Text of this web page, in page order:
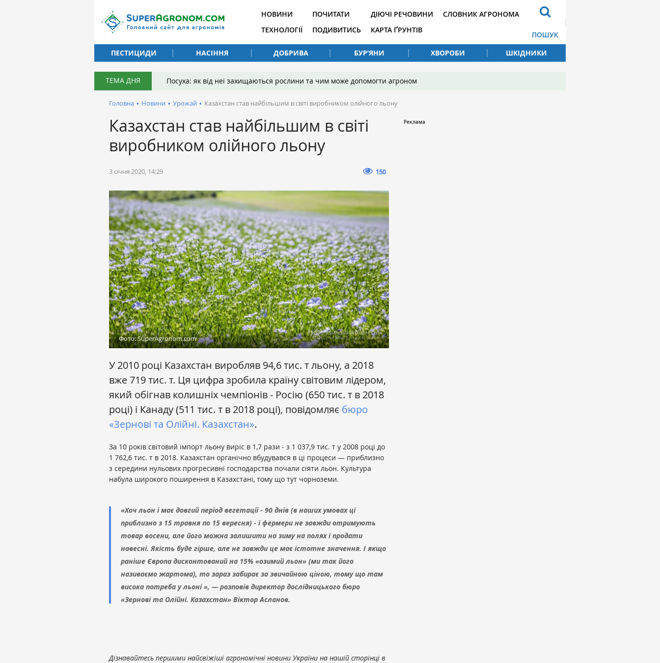
НОВИНИ
ТЕХНОЛОГІЇ
ПОЧИТАТИ
ПОДИВИТИСЬ
ДІЮЧІ РЕЧОВИНИ
КАРТА ҐРУНТІВ
СЛОВНИК АГРОНОМА
ПОШУК
ПЕСТИЦИДИ
НАСІННЯ ДОБРИВА БУР’ЯНИ ХВОРОБИ ШКІДНИКИ
ТЕМА ДНЯ Посуха: як від неї захищаються рослини та чим може допомогти агроном
Головна • Новини • Урожай • Казахстан став найбільшим в світі виробником олійного льону
Казахстан став найбільшим в світі
виробником олійного льону
3 січня 2020, 14:29 150
Фото: SuperAgronom.com
У 2010 році Казахстан виробляв 94,6 тис. т льону, а 2018
вже 719 тис. т. Ця цифра зробила країну світовим лідером,
який обігнав колишніх чемпіонів - Росію (650 тис. т в 2018
році) і Канаду (511 тис. т в 2018 році), повідомляє бюро
«Зернові та Олійні. Казахстан».
За 10 років світовий імпорт льону виріс в 1,7 рази - з 1 037,9 тис. т у 2008 році до
1 762,6 тис. т в 2018. Казахстан органічно вбудувався в ці процеси — приблизно
з середини нульових прогресивні господарства почали сіяти льон. Культура
набула широкого поширення в Казахстані, тому що тут чорноземи.
«Хоч льон і має довгий період вегетації - 90 днів (в наших умовах ці
приблизно з 15 травня по 15 вересня) - і фермери не завжди отримують
товар восени, але його можна залишити на зиму на полях і продати
навесні. Якість буде гірше, але не завжди це має істотне значення. І якщо
раніше Європа дисконтований на 15% «озимий льон» (ми так його
називаємо жартома), то зараз забирає за звичайною ціною, тому що там
висока потреба у льоні », — розповів директор дослідницького бюро
«Зернові та Олійні. Казахстан» Віктор Асланов.
Дізнавайтесь першими найсвіжіші агрономічні новини України на нашій сторінці в